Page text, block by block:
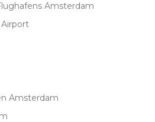
Amsterdam
Amsterdam